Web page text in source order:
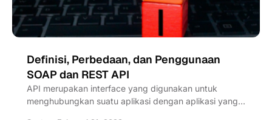
Definisi, Perbedaan, dan Penggunaan
SOAP dan REST API
API merupakan interface yang digunakan untuk
menghubungkan suatu aplikasi dengan aplikasi yang